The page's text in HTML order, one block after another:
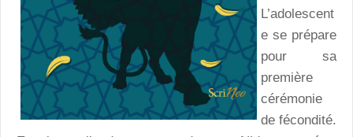
L’adolescent
e se prépare
pour sa
première
cérémonie
de fécondité.